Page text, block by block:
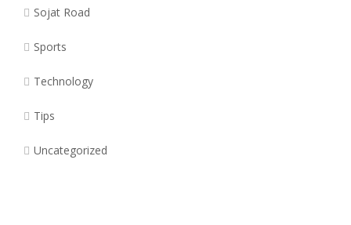
Sojat Road
Sports
Technology
Tips
Uncategorized